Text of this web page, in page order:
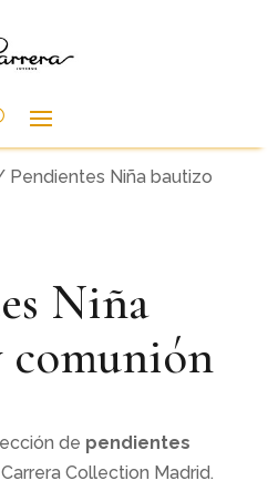
Niña bautizo
Niña
comunión
de pendientes
Collection Madrid.